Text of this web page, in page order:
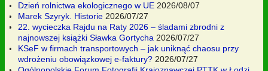
Dzień rolnictwa ekologicznego w UE 2026/08/07
Marek Szyryk. Historie 2026/07/27
22. wycieczka Rajdu na Raty 2026 – śladami zbrodni z
najnowszej książki Sławka Gortycha 2026/07/27
KSeF w firmach transportowych – jak uniknąć chaosu przy
wdrożeniu obowiązkowej e-faktury? 2026/07/27